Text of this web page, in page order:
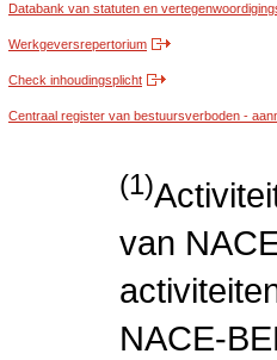
Databank van statuten en
Werkgeversrepertorium
Check inhoudingsplicht
Centraal register van bestuursverboden -
(1)
van
NACE-